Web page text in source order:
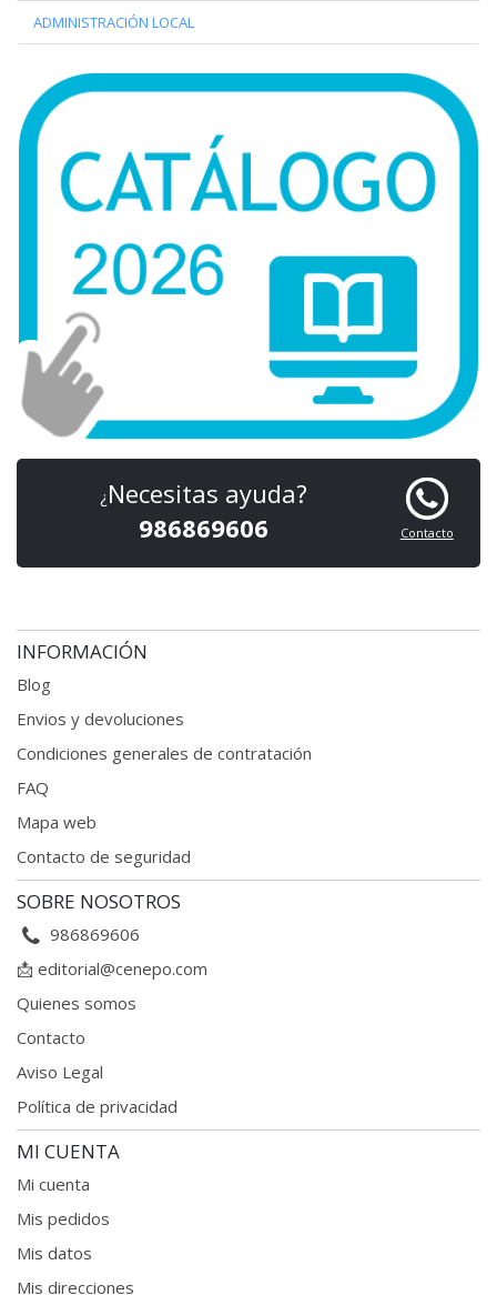
ADMINISTRACIÓN LOCAL
Contacto
¿ Necesitas ayuda?
986869606
INFORMACIÓN
Blog
Envios y devoluciones
Condiciones generales de contratación
FAQ
Mapa web
Contacto de seguridad
SOBRE NOSOTROS
986869606
📩 editorial@cenepo.com
Quienes somos
Contacto
Aviso Legal
Política de privacidad
MI CUENTA
Mi cuenta
Mis pedidos
Mis datos
Mis direcciones